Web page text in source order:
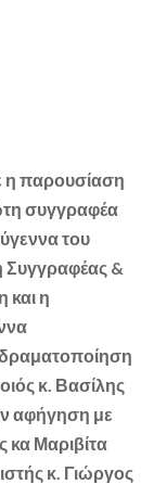
η παρουσίαση
συγγραφέα
του
Συγγραφέας &
η
κ. Βασίλης
αφήγηση με
κα Μαριβίτα
κ. Γιώργος